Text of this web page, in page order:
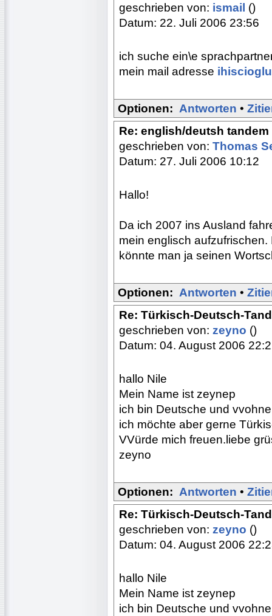
geschrieben von: ismail ()
Datum: 22. Juli 2006 23:56
ich suche ein\e
mein mail adresse
Optionen: Antworten •
Re: english/deutsh
geschrieben von: Thomas
Datum: 27. Juli 2006 10:12
Hallo!
Da ich 2007 ins Ausland
mein englisch
könnte man ja seinen
Optionen: Antworten •
Re: Türkisch-Deutsch-
geschrieben von: zeyno ()
Datum: 04. August 2006
hallo Nile
Mein Name ist zeynep
ich bin Deutsche und
ich möchte aber gerne
VVürde mich freuen.liebe
zeyno
Optionen: Antworten •
Re: Türkisch-Deutsch-
geschrieben von: zeyno ()
Datum: 04. August 2006
hallo Nile
Mein Name ist zeynep
ich bin Deutsche und